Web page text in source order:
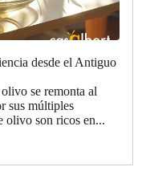
desde el Antiguo
se remonta al
sus múltiples
olivo son ricos en...